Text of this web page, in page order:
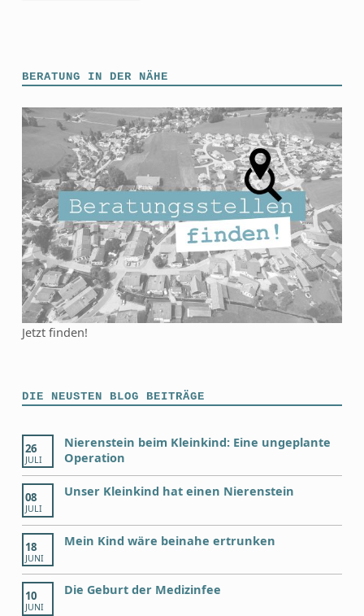
BERATUNG IN DER NÄHE
Jetzt finden!
DIE NEUSTEN BLOG BEITRÄGE
26
JULI
Nierenstein beim Kleinkind: Eine ungeplante
Operation
08
JULI
Unser Kleinkind hat einen Nierenstein
18
JUNI
Mein Kind wäre beinahe ertrunken
10
JUNI
Die Geburt der Medizinfee